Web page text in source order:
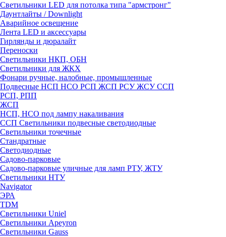
Светильники LED для потолка типа "армстронг"
Даунтлайты / Downlight
Аварийное освещение
Лента LED и аксессуары
Гирлянды и дюралайт
Переноски
Светильники НКП, ОБН
Светильники для ЖКХ
Фонари ручные, налобные, промышленные
Подвесные НСП НСО РСП ЖСП РСУ ЖСУ ССП
РСП, РПП
ЖСП
НСП, НСО под лампу накаливания
ССП Светильники подвесные светодиодные
Светильники точечные
Стандратные
Светодиодные
Садово-парковые
Садово-парковые уличные для ламп РТУ, ЖТУ
Светильники НТУ
Navigator
ЭРА
TDM
Светильники Uniel
Светильники Apeyron
Светильники Gauss